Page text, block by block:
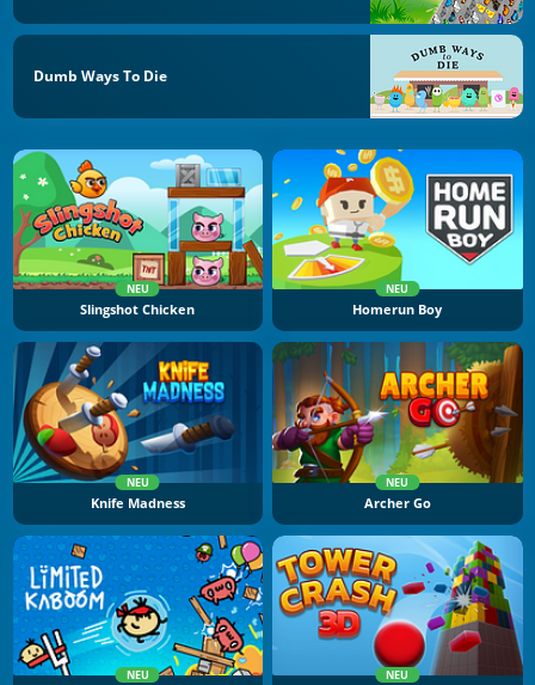
Dumb Ways To Die
NEU
Slingshot Chicken
NEU
Homerun Boy
NEU
Knife Madness
NEU
Archer Go
NEU NEU